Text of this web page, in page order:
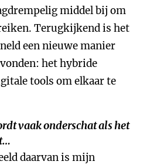
middel bij om
Terugkijkend is het
een nieuwe manier
het hybride
tools om elkaar te
vaak onderschat als het
daarvan is mijn